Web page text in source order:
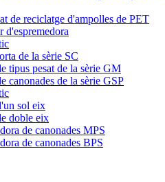
de reciclatge d'ampolles de PET
d'espremedora
de la sèrie SC
tipus pesat de la sèrie GM
canonades de la sèrie GSP
sol eix
doble eix
de canonades MPS
de canonades BPS